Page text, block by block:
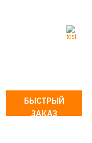
БЫСТРЫЙ
ЗАКАЗ